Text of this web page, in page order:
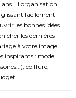
ans... l'organisation
glissant facilement
les bonnes idées
les dernières
à votre image
inspirants : mode
coiffure,